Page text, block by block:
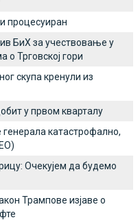
процесуиран
БиХ за учествовање у
о Трговској гори
скупа кренули из
у првом кварталу
катастрофално,
Очекујем да будемо
Трампове изјаве о